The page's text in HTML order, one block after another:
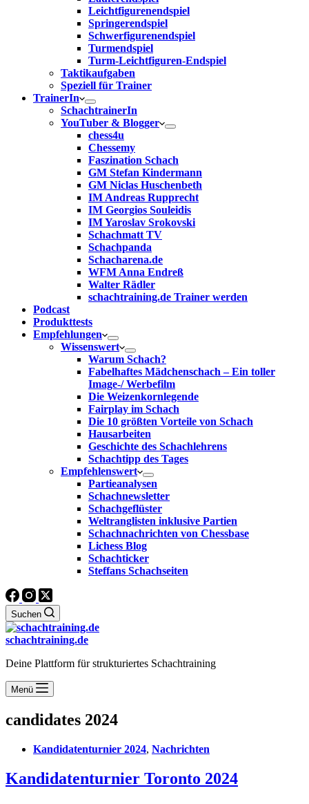
Leichtfigurenendspiel
Springerendspiel
Schwerfigurenendspiel
Turmendspiel
Turm-Leichtfiguren-Endspiel
Taktikaufgaben
Speziell für Trainer
TrainerIn
SchachtrainerIn
YouTuber & Blogger
chess4u
Chessemy
Faszination Schach
GM Stefan Kindermann
GM Niclas Huschenbeth
IM Andreas Rupprecht
IM Georgios Souleidis
IM Yaroslav Srokovski
Schachmatt TV
Schachpanda
Schacharena.de
WFM Anna Endreß
Walter Rädler
schachtraining.de Trainer werden
Podcast
Produkttests
Empfehlungen
Wissenswert
Warum Schach?
Fabelhaftes Mädchenschach – Ein toller
Image-/ Werbefilm
Die Weizenkornlegende
Fairplay im Schach
Die 10 größten Vorteile von Schach‎
Hausarbeiten
Geschichte des Schachlehrens
Schachtipp des Tages
Empfehlenswert
Partieanalysen
Schachnewsletter
Schachgeflüster
Weltranglisten inklusive Partien
Schachnachrichten von Chessbase
Lichess Blog
Schachticker
Steffans Schachseiten
Suchen
schachtraining.de
Deine Plattform für strukturiertes Schachtraining
Menü
candidates 2024
Kandidatenturnier 2024, Nachrichten
Kandidatenturnier Toronto 2024